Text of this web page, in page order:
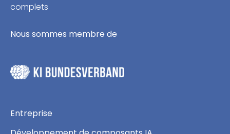
complets
Nous sommes membre de
Entreprise